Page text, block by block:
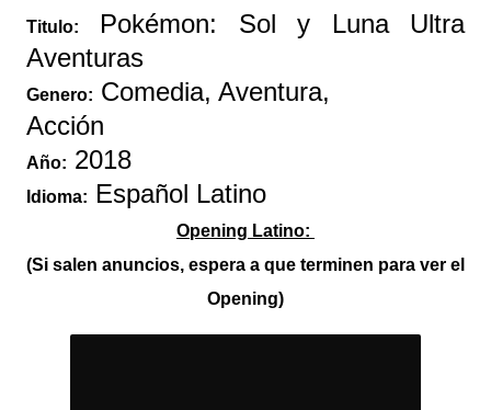
Titulo:
Pokémon: Sol y Luna Ultra
Aventuras
Genero: Comedia, Aventura,
Acción
Año: 2018
Idioma: Español Latino
Opening Latino:
(Si salen anuncios, espera a que terminen para ver el
Opening)